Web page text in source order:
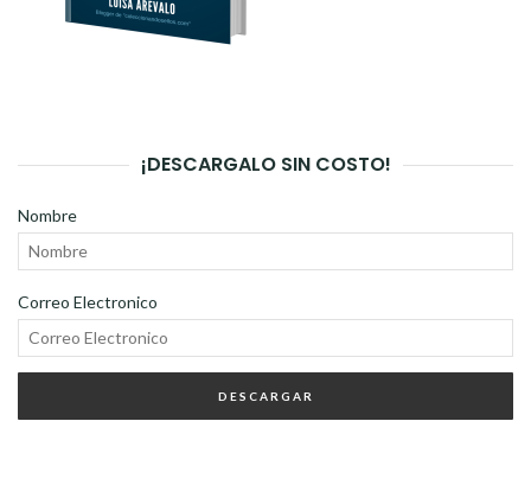
¡DESCARGALO SIN COSTO!
Nombre
Correo Electronico